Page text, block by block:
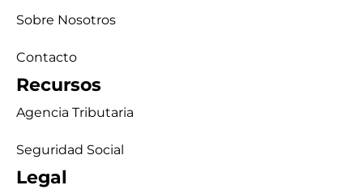
Sobre Nosotros
Contacto
Recursos
Agencia Tributaria
Seguridad Social
Legal